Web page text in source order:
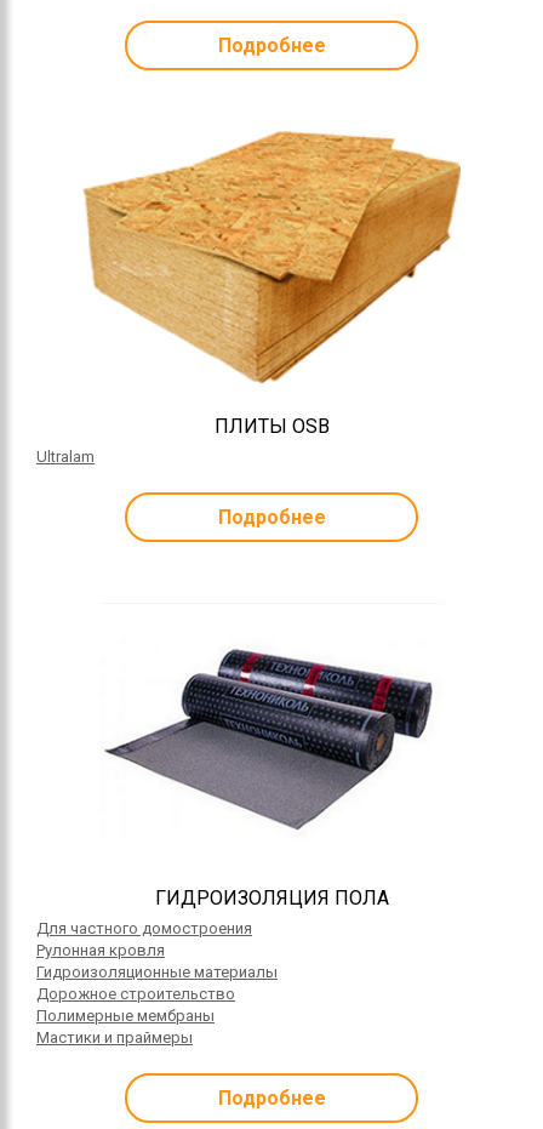
Подробнее
ПЛИТЫ OSB
Ultralam
Подробнее
ГИДРОИЗОЛЯЦИЯ ПОЛА
Для частного домостроения
Рулонная кровля
Гидроизоляционные материалы
Дорожное строительство
Полимерные мембраны
Мастики и праймеры
Подробнее